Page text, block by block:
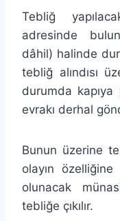
Tebliğ
adresinde
dâhil) halinde
tebliğ alındısı
durumda kapıya
evrakı derhal
Bunun üzerine
olayın
olunacak
tebliğe çıkılır.